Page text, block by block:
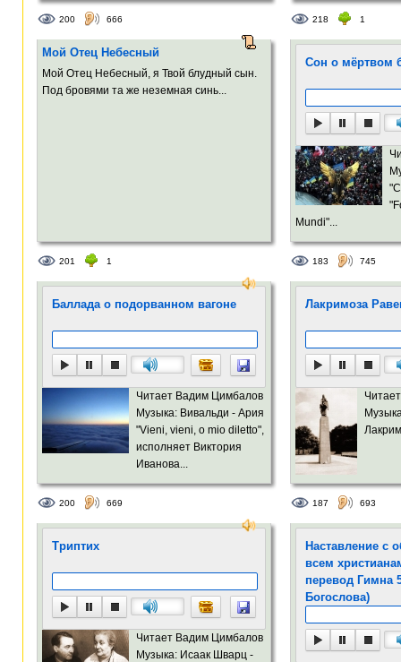
200 666 218 1
Мой Отец Небесный
Мой Отец Небесный, я Твой блудный сын.
Под бровями та же неземная синь...
201 1
Сон о мёртвом
Mundi"...
183 745
Баллада о подорванном вагоне
Читает Вадим Цимбалов
Музыка: Вивальди - Ария
"Vieni, vieni, o mio diletto",
исполняет Виктория
Иванова...
200 669
Лакримоза
187 693
Триптих
Читает Вадим Цимбалов
Музыка: Исаак Шварц -
Наставление с
всем
перевод Гимна
Богослова)